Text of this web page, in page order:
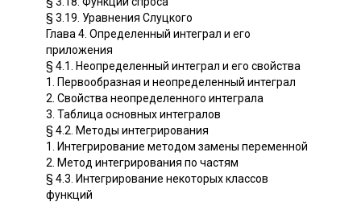
§ 3.19. Уравнения Слуцкого
Глава 4. Определенный интеграл и его
приложения
§ 4.1. Неопределенный интеграл и его свойства
1. Первообразная и неопределенный интеграл
2. Свойства неопределенного интеграла
3. Таблица основных интегралов
§ 4.2. Методы интегрирования
1. Интегрирование методом замены переменной
2. Метод интегрирования по частям
§ 4.3. Интегрирование некоторых классов
функций